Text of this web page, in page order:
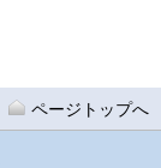
ページトップへ